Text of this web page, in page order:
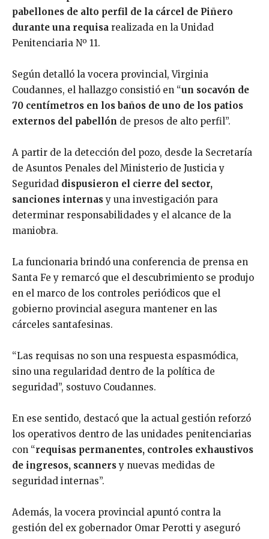
pabellones de alto perfil de la cárcel de Piñero
durante una requisa realizada en la Unidad
Penitenciaria Nº 11.
Según detalló la vocera provincial, Virginia
Coudannes, el hallazgo consistió en “un socavón de
70 centímetros en los baños de uno de los patios
externos del pabellón de presos de alto perfil”.
A partir de la detección del pozo, desde la Secretaría
de Asuntos Penales del Ministerio de Justicia y
Seguridad dispusieron el cierre del sector,
sanciones internasy una investigación para
determinar responsabilidades y el alcance de la
maniobra.
La funcionaria brindó una conferencia de prensa en
Santa Fe y remarcó que el descubrimiento se produjo
en el marco de los controles periódicos que el
gobierno provincial asegura mantener en las
cárceles santafesinas.
“Las requisas no son una respuesta espasmódica,
sino una regularidad dentro de la política de
seguridad”, sostuvo Coudannes.
En ese sentido, destacó que la actual gestión reforzó
los operativos dentro de las unidades penitenciarias
con “requisas permanentes, controles exhaustivos
de ingresos, scannersy nuevas medidas de
seguridad internas”.
Además, la vocera provincial apuntó contra la
gestión del ex gobernador Omar Perotti y aseguró